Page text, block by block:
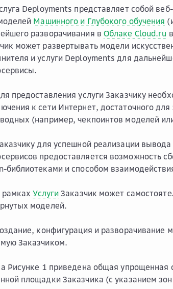
Deployments представляет собой
Машинного и Глубокого обучения
разворачивания в Облаке Cloud.ru
может развертывать модели
и услуги Deployments для
предоставления услуги Заказчику
к сети Интернет, достаточного
(например, чекпоинтов моделей
для успешной реализации
предоставляется возможность
библиотеками и способом
рамкахУслуги Заказчик может
моделей.
конфигурация и разворачивание
Заказчиком.
Рисунке 1 приведена общая упрощенная
площадки Заказчика (с указанием